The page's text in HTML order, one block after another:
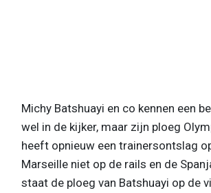
Michy Batshuayi en co kennen een
wel in de kijker, maar zijn ploeg
heeft opnieuw een trainersontslag
Marseille niet op de rails en de
staat de ploeg van Batshuayi op de